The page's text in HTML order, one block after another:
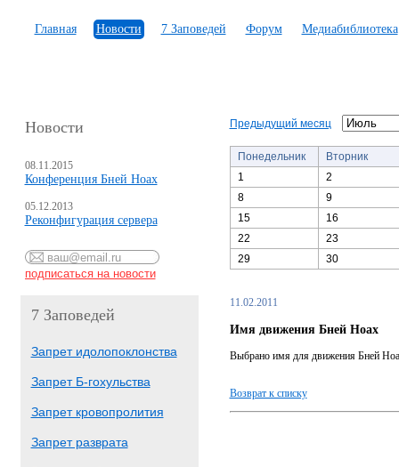
Главная Новости 7 Заповедей Форум Медиабиблиотека
Новости
08.11.2015
Конференция Бней Ноах
05.12.2013
Реконфигурация сервера
7 Заповедей
Запрет идолопоклонства
Запрет Б-гохульства
Запрет кровопролития
Запрет разврата
Предыдущий месяц
Понедельник
Вторник
1
2
8
9
15
16
22
23
29
30
11.02.2011
Имя движения Бней Ноах
Выбрано имя для движения Бней
Возврат к списку